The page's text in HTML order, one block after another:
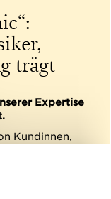
trägt
Expertise
Kundinnen,
in unseren
sich zu Hause